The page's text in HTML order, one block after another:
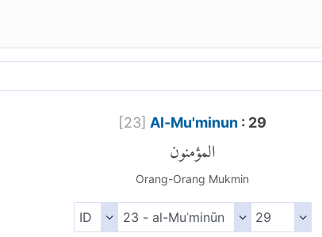
[23] Al-Mu'minun : 29
المؤمنون
Orang-Orang Mukmin